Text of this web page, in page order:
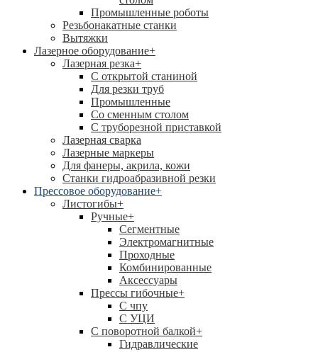
Промышленные роботы
Резьбонакатные станки
Вытяжки
Лазерное оборудование+
Лазерная резка+
С открытой станиной
Для резки труб
Промышленные
Со сменным столом
С труборезной приставкой
Лазерная сварка
Лазерные маркеры
Для фанеры, акрила, кожи
Станки гидроабразивной резки
Прессовое оборудование+
Листогибы+
Ручные+
Сегментные
Электромагнитные
Проходные
Комбинированные
Аксессуары
Прессы гибочные+
C чпу
С УЦИ
С поворотной балкой+
Гидравлические